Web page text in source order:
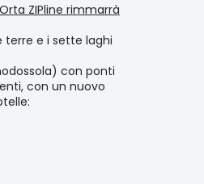
ZIPline rimmarrà
terre e i sette laghi
con ponti
con un nuovo